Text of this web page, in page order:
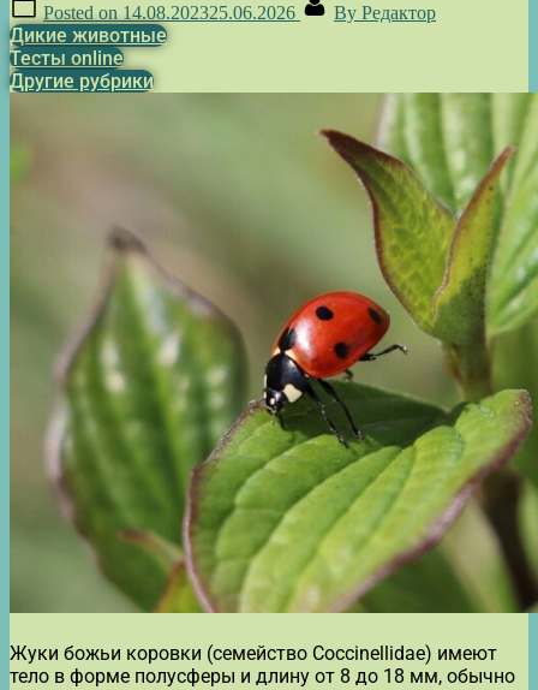
Posted on 14.08.202325.06.2026 By Редактор
Дикие животные
Тесты online
Другие рубрики
Жуки божьи коровки (семейство Coccinellidae) имеют
тело в форме полусферы и длину от 8 до 18 мм, обычно